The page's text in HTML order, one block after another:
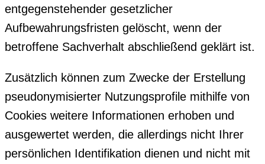
entgegenstehender gesetzlicher
Aufbewahrungsfristen gelöscht, wenn der
betroffene Sachverhalt abschließend geklärt ist.
Zusätzlich können zum Zwecke der Erstellung
pseudonymisierter Nutzungsprofile mithilfe von
Cookies weitere Informationen erhoben und
ausgewertet werden, die allerdings nicht Ihrer
persönlichen Identifikation dienen und nicht mit